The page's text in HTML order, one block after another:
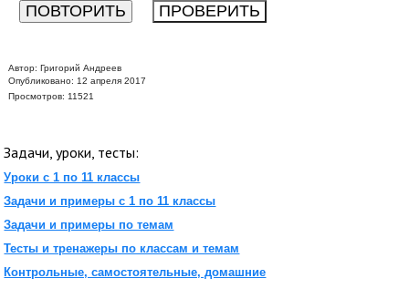
Автор: Григорий Андреев
Опубликовано: 12 апреля 2017
Просмотров: 11521
Задачи, уроки, тесты:
Уроки с 1 по 11 классы
Задачи и примеры с 1 по 11 классы
Задачи и примеры по темам
Тесты и тренажеры по классам и темам
Контрольные, самостоятельные, домашние